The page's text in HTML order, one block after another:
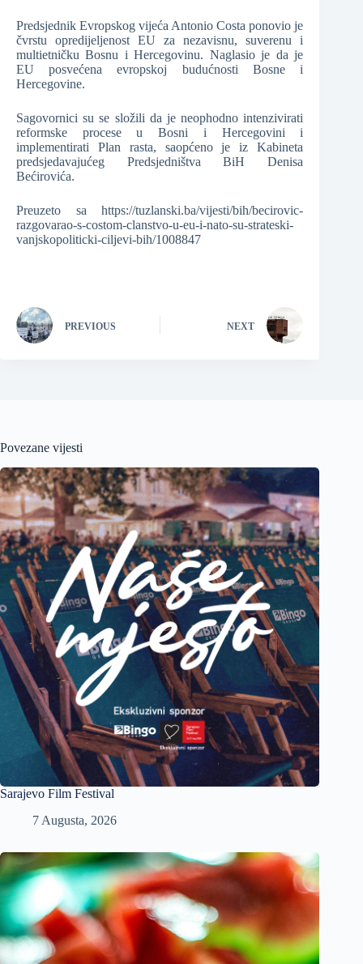
Predsjednik Evropskog vijeća Antonio Costa ponovio je
čvrstu opredijeljenost EU za nezavisnu, suverenu i
multietničku Bosnu i Hercegovinu. Naglasio je da je
EU posvećena evropskoj budućnosti Bosne i
Hercegovine.
Sagovornici su se složili da je neophodno intenzivirati
reformske procese u Bosni i Hercegovini i
implementirati Plan rasta, saopćeno je iz Kabineta
predsjedavajućeg Predsjedništva BiH Denisa
Bećirovića.
Preuzeto sa https://tuzlanski.ba/vijesti/bih/becirovic-
razgovarao-s-costom-clanstvo-u-eu-i-nato-su-strateski-
vanjskopoliticki-ciljevi-bih/1008847
PREVIOUS NEXT
Povezane vijesti
Sarajevo Film Festival
7 Augusta, 2026